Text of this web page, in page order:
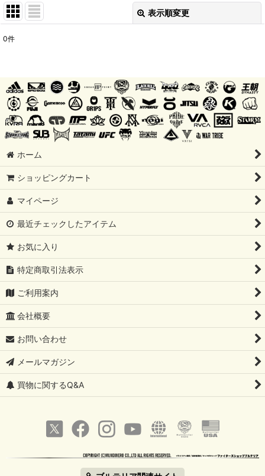
表示順変更
並び順
絞り込む
0件
ホーム
ショッピングカート
マイページ
最近チェックしたアイテム
お気に入り
特定商取引法表示
ご利用案内
会社概要
お問い合わせ
メールマガジン
買物に関するQ&A